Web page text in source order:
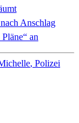
Anschlag
an
Polizei